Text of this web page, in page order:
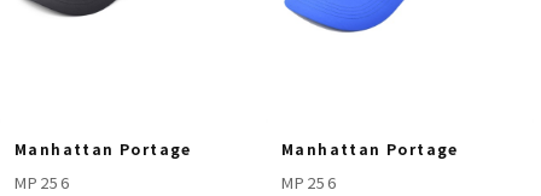
Manhattan Portage
MP256
Manhattan Portage
MP256